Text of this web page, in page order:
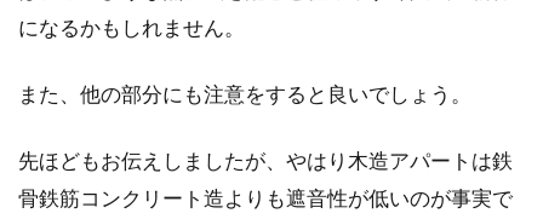
になるかもしれません。
また、他の部分にも注意をすると良いでしょう。
先ほどもお伝えしましたが、やはり木造アパートは鉄
骨鉄筋コンクリート造よりも遮音性が低いのが事実で